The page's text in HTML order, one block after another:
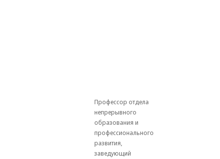
Профессор отдела
непрерывного
образования и
профессионального
развития,
заведующий